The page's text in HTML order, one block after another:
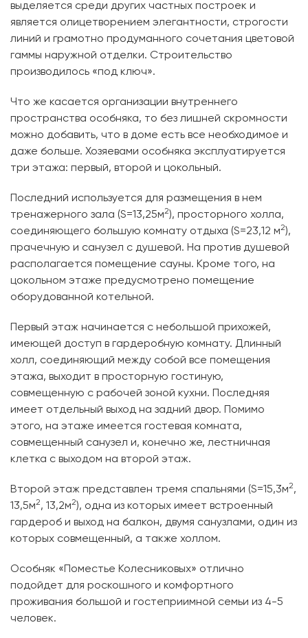
выделяется среди других частных построек и
является олицетворением элегантности, строгости
линий и грамотно продуманного сочетания цветовой
гаммы наружной отделки. Строительство
производилось «под ключ».
Что же касается организации внутреннего
пространства особняка, то без лишней скромности
можно добавить, что в доме есть все необходимое и
даже больше. Хозяевами особняка эксплуатируется
три этажа: первый, второй и цокольный.
Последний используется для размещения в нем
тренажерного зала (S=13,25м2), просторного холла,
соединяющего большую комнату отдыха (S=23,12 м2),
прачечную и санузел с душевой. На против душевой
располагается помещение сауны. Кроме того, на
цокольном этаже предусмотрено помещение
оборудованной котельной.
Первый этаж начинается с небольшой прихожей,
имеющей доступ в гардеробную комнату. Длинный
холл, соединяющий между собой все помещения
этажа, выходит в просторную гостиную,
совмещенную с рабочей зоной кухни. Последняя
имеет отдельный выход на задний двор. Помимо
этого, на этаже имеется гостевая комната,
совмещенный санузел и, конечно же, лестничная
клетка с выходом на второй этаж.
Второй этаж представлен тремя спальнями (S=15,3м2,
13,5м2, 13,2м2), одна из которых имеет встроенный
гардероб и выход на балкон, двумя санузлами, один из
которых совмещенный, а также холлом.
Особняк «Поместье Колесниковых» отлично
подойдет для роскошного и комфортного
проживания большой и гостеприимной семьи из 4-5
человек.